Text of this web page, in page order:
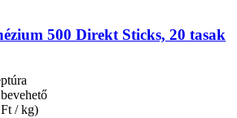
500 Direkt Sticks, 20 tasak
/ kg)